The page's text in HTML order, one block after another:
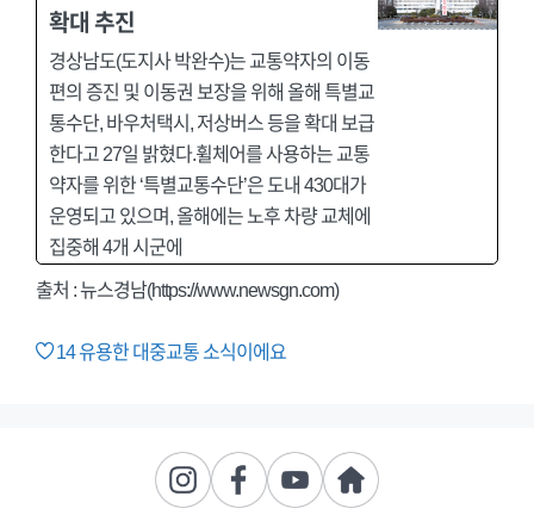
확대 추진
경상남도(도지사 박완수)는 교통약자의 이동
편의 증진 및 이동권 보장을 위해 올해 특별교
통수단, 바우처택시, 저상버스 등을 확대 보급
한다고 27일 밝혔다.휠체어를 사용하는 교통
약자를 위한 ‘특별교통수단’은 도내 430대가
운영되고 있으며, 올해에는 노후 차량 교체에
집중해 4개 시군에
출처 :뉴스경남(https://www.newsgn.com)
14유용한 대중교통 소식이에요